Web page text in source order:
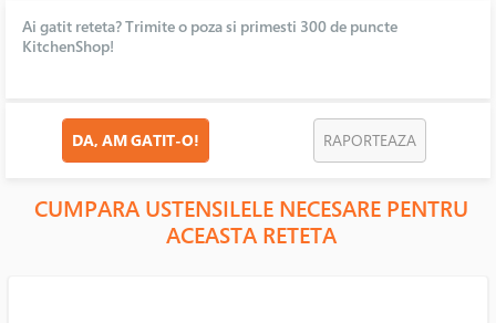
Ai gatit reteta? Trimite o poza si primesti 300 de puncte
KitchenShop!
DA, AM GATIT-O! RAPORTEAZA
CUMPARA USTENSILELE NECESARE PENTRU
ACEASTA RETETA